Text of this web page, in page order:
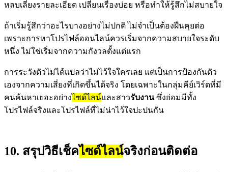
หลบเลี่ยงรายละเอียด เปลี่ยนเรื่องบ่อย หรือทำให้รู้สึกไม่สบายใจ
ถ้าเริ่มรู้สึกว่าอะไรบางอย่างไม่ปกติ ไม่จำเป็นต้องฝืนคุยต่อ
เพราะการหาโปรไฟล์ออนไลน์ควรเริ่มจากความสบายใจระดับ
หนึ่ง ไม่ใช่เริ่มจากความกังวลตั้งแต่แรก
การระวังตัวไม่ได้แปลว่าไม่ไว้ใจใครเลย แต่เป็นการป้องกันตัว
เองจากความเสี่ยงที่เกิดขึ้นได้จริง โดยเฉพาะในกลุ่มคีย์เวิร์ดที่มี
คนค้นหาเยอะอย่างไซด์ไลน์และสาวรับงานซึ่งย่อมมีทั้ง
โปรไฟล์จริงและโปรไฟล์ที่ไม่น่าไว้ใจปะปนกัน
10. สรุปวิธีเช็คไซด์ไลน์จริงก่อนติดต่อ